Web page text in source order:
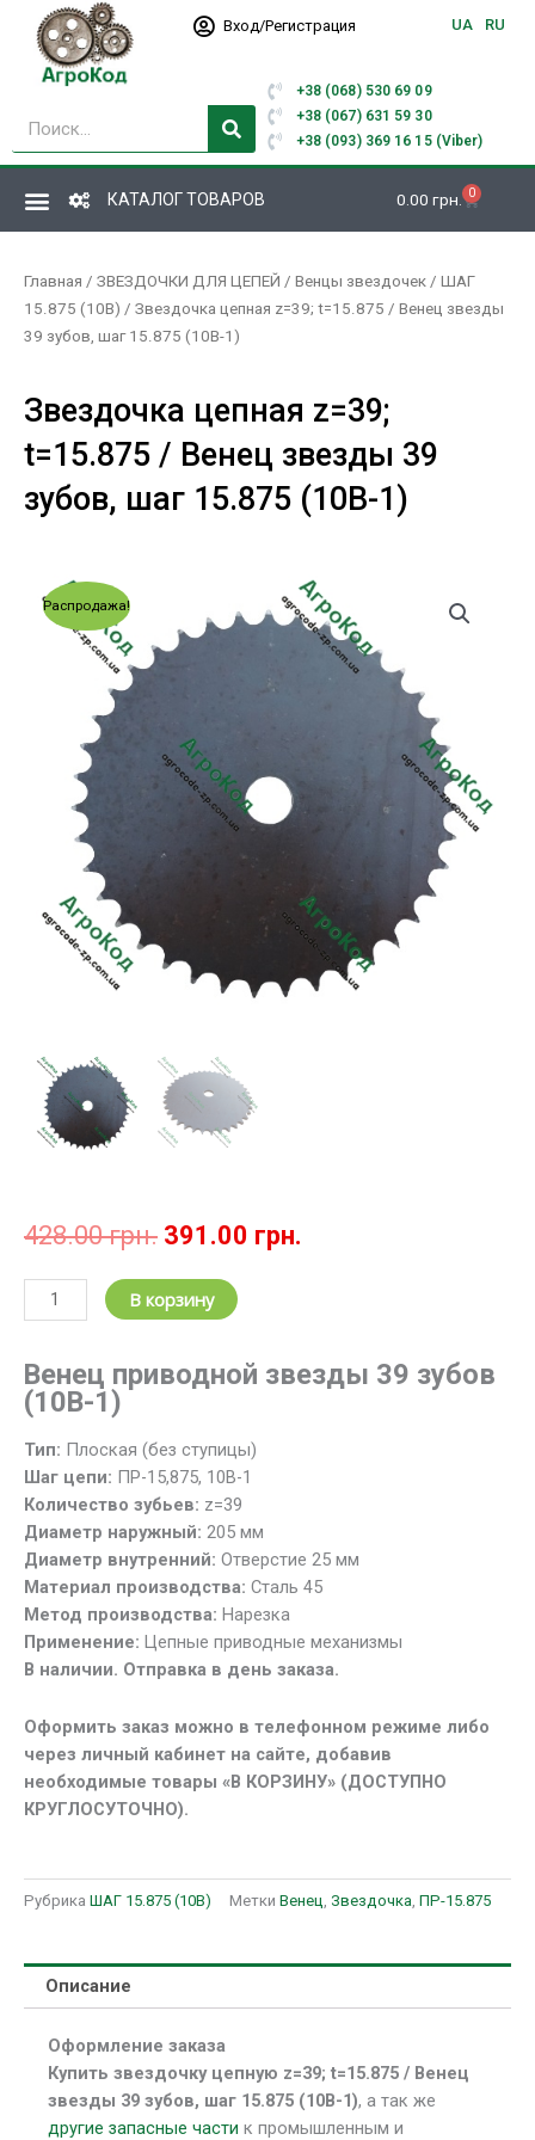
Перейти
содержимому
Вход/Регистрация UA RU
Поиск
+38 (068) 530 69 09
+38 (067) 631 59 30
+38 (093) 369 16 15 (Viber)
КАТАЛОГ ТОВАРОВ 0.00 грн. 0
Корзина
Главная / ЗВЕЗДОЧКИ ДЛЯ ЦЕПЕЙ / Венцы звездочек / ШАГ
15.875 (10В) / Звездочка цепная z=39; t=15.875 / Венец звезды
39 зубов, шаг 15.875 (10В-1)
Звездочка цепная z=39;
t=15.875 / Венец звезды 39
зубов, шаг 15.875 (10В-1)
Распродажа!
428.00грн. Первоначальная
составляла
428.00 грн..
391.00 грн.
Количество
товара
цепная
z=39;
/
Венец
звезды
39
зубов,
шаг
15.875
(10В-1)
В корзину
Венец приводной звезды 39 зубов
(10В-1)
Тип: Плоская (без ступицы)
Шаг цепи: ПР-15,875, 10B-1
Количество зубьев: z=39
Диаметр наружный: 205 мм
Диаметр внутренний: Отверстие 25 мм
Материал производства: Cталь 45
Метод производства: Нарезка
Применение: Цепные приводные механизмы
В наличии. Отправка в день заказа.
Оформить заказ можно в телефонном режиме либо
через личный кабинет на сайте, добавив
необходимые товары «В КОРЗИНУ» (ДОСТУПНО
КРУГЛОСУТОЧНО).
Рубрика ШАГ 15.875 (10В) Метки Венец, Звездочка, ПР-15.875
Описание
Оформление заказа
Купить звездочку цепную z=39; t=15.875 / Венец
звезды 39 зубов, шаг 15.875 (10В-1), а так же
другие запасные части к промышленным и